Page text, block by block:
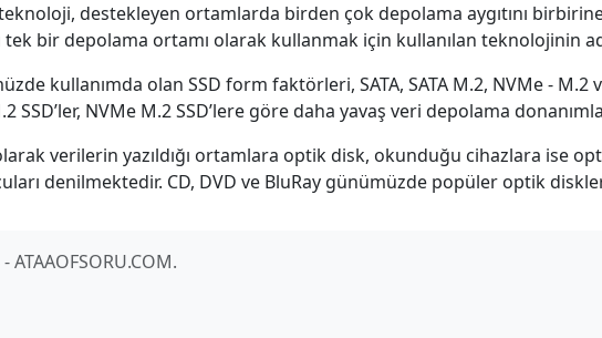
destekleyen ortamlarda birden çok depolama aygıtını
tek bir depolama ortamı olarak kullanmak için kullanılan teknolojinin
kullanımda olan SSD form faktörleri, SATA, SATA M.2, NVMe -
SSD’ler, NVMe M.2 SSD’lere göre daha yavaş veri depolama
verilerin yazıldığı ortamlara optik disk, okunduğu cihazlara ise
denilmektedir. CD, DVD ve BluRay günümüzde popüler optik
ATAAOFSORU.COM.